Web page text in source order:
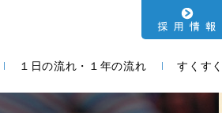
１日の流れ・１年の流れ すくす